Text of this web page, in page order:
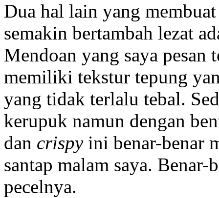
Dua hal lain yang
semakin bertambah lezat
Mendoan yang saya pesan
memiliki tekstur tepung
yang tidak terlalu tebal.
kerupuk namun dengan
dan crispyini benar-benar
santap malam saya.
pecelnya.